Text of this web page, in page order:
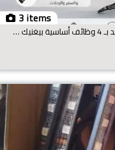
3 items
لا تأكل هم الطريق بعد اليوم! 🚗⚡ جهاز واحد بـ 4 وظائف أساسية بيغنيك عن التعتير والانتظار بالطريق: 🔋